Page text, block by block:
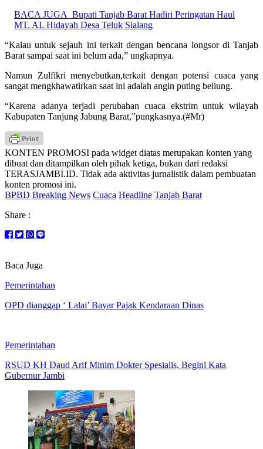
BACA JUGA Bupati Tanjab Barat Hadiri Peringatan Haul
MT. AL Hidayah Desa Teluk Sialang
“Kalau untuk sejauh ini terkait dengan bencana longsor di Tanjab
Barat sampai saat ini belum ada,” ungkapnya.
Namun Zulfikri menyebutkan,terkait dengan potensi cuaca yang
sangat mengkhawatirkan saat ini adalah angin puting beliung.
“Karena adanya terjadi perubahan cuaca ekstrim untuk wilayah
Kabupaten Tanjung Jabung Barat,”pungkasnya.(#Mr)
KONTEN PROMOSI pada widget diatas merupakan konten yang
dibuat dan ditampilkan oleh pihak ketiga, bukan dari redaksi
TERASJAMBI.ID. Tidak ada aktivitas jurnalistik dalam pembuatan
konten promosi ini.
BPBD Breaking News Cuaca Headline Tanjab Barat
Share :
Baca Juga
Pemerintahan
OPD dianggap ‘ Lalai’ Bayar Pajak Kendaraan Dinas
Pemerintahan
RSUD KH Daud Arif Minim Dokter Spesialis, Begini Kata
Gubernur Jambi